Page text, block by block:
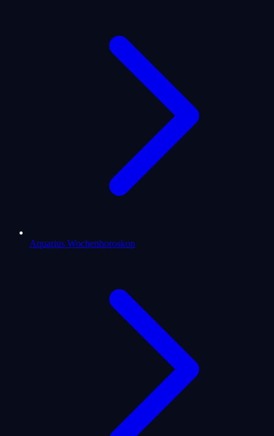
Aquarius Wochenhoroskop